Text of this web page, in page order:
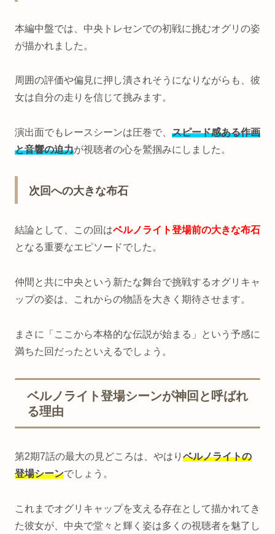
本編中盤では、中央トレセンでの初戦に挑むオグリの姿
が描かれました。
周囲の評価や偏見に押し潰されそうになりながらも、彼
女は自分の走りを信じて挑みます。
演出面でもレースシーンは圧巻で、 スピード感ある作画
と音響の迫力が視聴者の心を鷲掴みにしました。
次回への大きな布石
結論として、この回はベルノライト登場前の大きな布石
となる重要なエピソードでした。
仲間と共に中央という新たな舞台で挑戦するオグリキャ
ップの姿は、これからの物語を大きく期待させます。
まさに「ここから本格的な伝説が始まる」という予感に
満ちた回だったといえるでしょう。
ベルノライト登場シーンが神回と呼ばれ
る理由
第2期7話の最大の見どころは、やはり ベルノライトの
登場シーンでしょう。
これまでオグリキャップを支える存在として描かれてき
た彼女が、中央で堂々と輝く姿は多くの視聴者を魅了し